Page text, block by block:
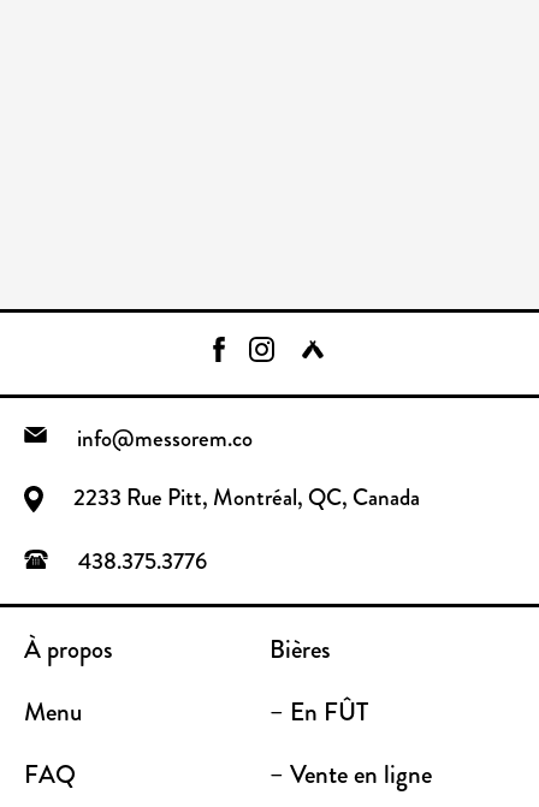
info@messorem.co
2233 Rue Pitt, Montréal, QC, Canada
438.375.3776
À propos
Bières
Menu
– En FÛT
FAQ
– Vente en ligne